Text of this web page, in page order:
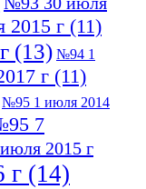
2015 г (11)
(13) №94 1
г (11)
№95 1 июля 2014
7
2015 г
г (14)